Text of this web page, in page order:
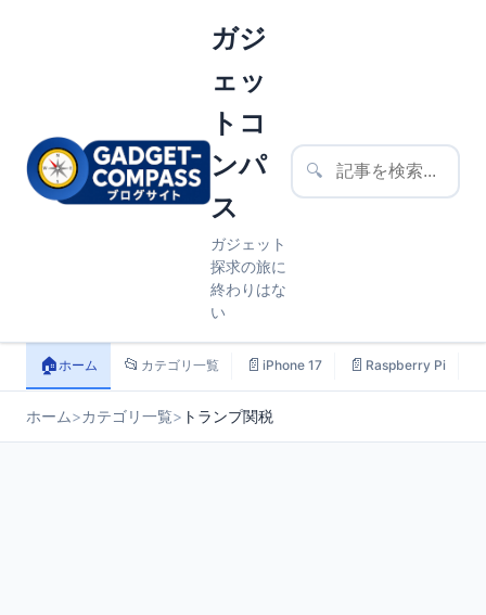
ガジ
ェッ
トコ
ンパ
ス
ガジェット
探求の旅に
終わりはな
い
🔍
🏠ホーム 📂 カテゴリ一覧 📄 iPhone 17 📄 Raspberry Pi
ホーム>カテゴリ一覧> トランプ関税